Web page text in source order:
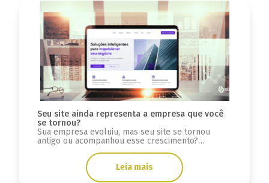
Seu site ainda representa a empresa que você
se tornou?
Sua empresa evoluiu, mas seu site se tornou
antigo ou acompanhou esse crescimento?
Leia mais